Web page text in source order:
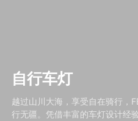
自行车灯
越过山川大海，享受自在骑行，
行无疆。凭借丰富的车灯设计经